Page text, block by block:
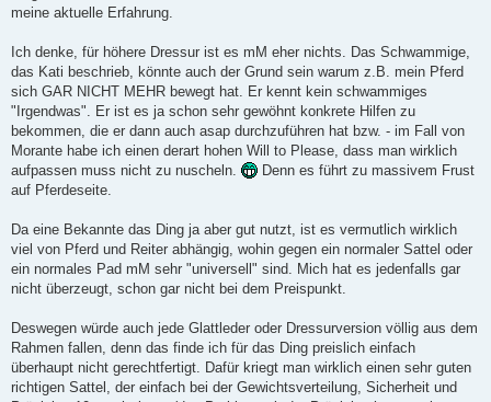
meine aktuelle Erfahrung.
Ich denke, für höhere Dressur ist es mM eher nichts. Das Schwammige,
das Kati beschrieb, könnte auch der Grund sein warum z.B. mein Pferd
sich GAR NICHT MEHR bewegt hat. Er kennt kein schwammiges
"Irgendwas". Er ist es ja schon sehr gewöhnt konkrete Hilfen zu
bekommen, die er dann auch asap durchzuführen hat bzw. - im Fall von
Morante habe ich einen derart hohen Will to Please, dass man wirklich
aufpassen muss nicht zu nuscheln.
Denn es führt zu massivem Frust
auf Pferdeseite.
Da eine Bekannte das Ding ja aber gut nutzt, ist es vermutlich wirklich
viel von Pferd und Reiter abhängig, wohin gegen ein normaler Sattel oder
ein normales Pad mM sehr "universell" sind. Mich hat es jedenfalls gar
nicht überzeugt, schon gar nicht bei dem Preispunkt.
Deswegen würde auch jede Glattleder oder Dressurversion völlig aus dem
Rahmen fallen, denn das finde ich für das Ding preislich einfach
überhaupt nicht gerechtfertigt. Dafür kriegt man wirklich einen sehr guten
richtigen Sattel, der einfach bei der Gewichtsverteilung, Sicherheit und